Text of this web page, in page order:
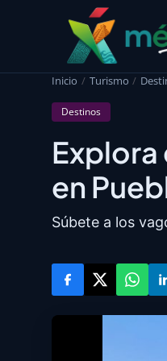
Inicio Turismo
Destinos
Explora
en
Súbete a los